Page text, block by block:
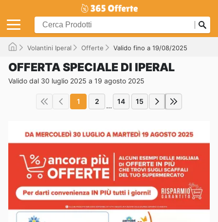
Volantini Iperal Offerte Valido fino a 19/08/2025
OFFERTA SPECIALE DI IPERAL
Valido dal 30 luglio 2025 a 19 agosto 2025
1 2 ... 14 15